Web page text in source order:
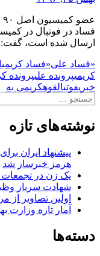
ارسال شده است، گفت:
«فساد علی«فساد کریمی
کریمیپرونده‌ علیپرونده‌
خبریفوتبالقوهکریمی به
جستجو
نوشته‌های تازه
پیشنهاد ایران
هرمز خبرساز شد
یک زن در تجمعات
شهادت سرباز
اولین تصاویر از
آمار تازه وزارت
دسته‌ها